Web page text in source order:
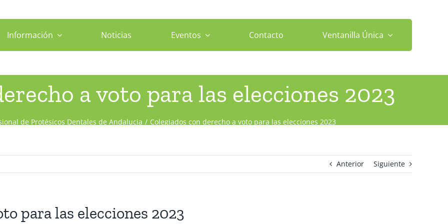
Información Noticias Eventos Contacto Ventanilla Única
a voto para las elecciones 2023
de Protésicos Dentales de Andalucia Colegiados con derecho a voto para las elecciones 2023
Anterior Siguiente
para las elecciones 2023